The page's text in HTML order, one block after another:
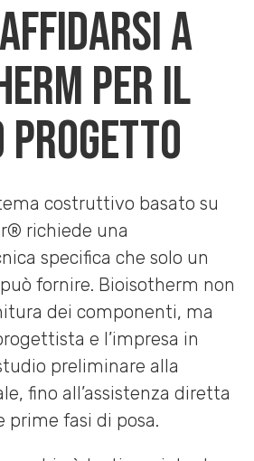
a
per il
progetto
costruttivo basato su
richiede una
specifica che solo un
fornire. Bioisotherm non
dei componenti, ma
e l’impresa in
preliminare alla
fino all’assistenza diretta
prime fasi di posa.